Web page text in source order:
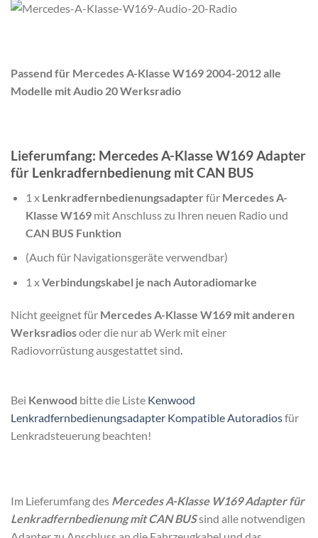
Passend für Mercedes A-Klasse W169 2004-2012 alle
Modelle mit Audio 20 Werksradio
Lieferumfang: Mercedes A-Klasse W169 Adapter
für Lenkradfernbedienung mit CAN BUS
1 x Lenkradfernbedienungsadapter für Mercedes A-
Klasse W169mit Anschluss zu Ihren neuen Radio und
CAN BUS Funktion
(Auch für Navigationsgeräte verwendbar)
1 xVerbindungskabel je nach Autoradiomarke
Nicht geeignet für Mercedes A-Klasse W169 mit anderen
Werksradiosoder die nur ab Werk mit einer
Radiovorrüstung ausgestattet sind
Bei Kenwood bitte die Liste Kenwood
Lenkradfernbedienungsadapter Kompatible Autoradiosfür
Lenkradsteuerung beachten!
Im Lieferumfang des Mercedes A-Klasse W169 Adapter für
Lenkradfernbedienung mit CAN BUSsind alle notwendigen